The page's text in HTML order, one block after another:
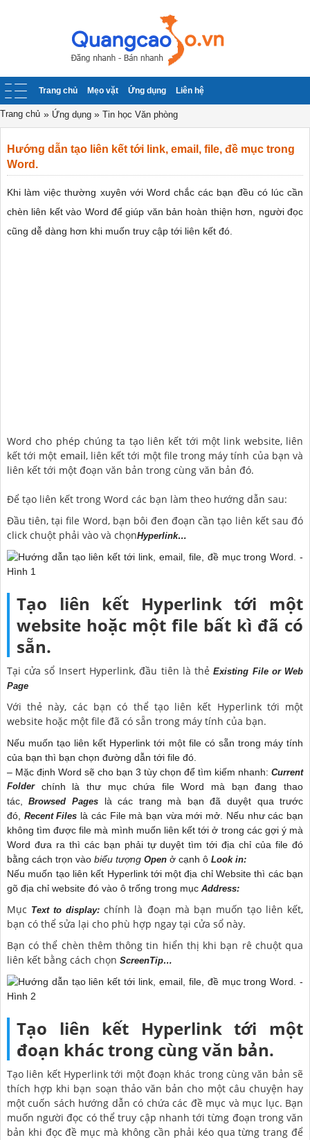
Trang chủ Mẹo vặt Ứng dụng Liên hệ
Trang chủ » Ứng dụng » Tin học Văn phòng
Hướng dẫn tạo liên kết tới link, email, file, đề mục trong
Word.
Khi làm việc thường xuyên với Word chắc các bạn đều có lúc cần
chèn liên kết vào Word để giúp văn bản hoàn thiện hơn, người đọc
cũng dễ dàng hơn khi muốn truy cập tới liên kết đó.
Word cho phép chúng ta tạo liên kết tới một link website, liên
kết tới một email, liên kết tới một file trong máy tính của bạn và
liên kết tới một đoạn văn bản trong cùng văn bản đó.
Để tạo liên kết trong Word các bạn làm theo hướng dẫn sau:
Đầu tiên, tại file Word, bạn bôi đen đoạn cần tạo liên kết sau đó
click chuột phải vào và chọnHyperlink…
Tạo liên kết Hyperlink tới một
website hoặc một file bất kì đã có
sẵn.
Tại cửa sổ Insert Hyperlink, đầu tiên là thẻExisting File or Web
Page
Với thẻ này, các bạn có thể tạo liên kết Hyperlink tới một
website hoặc một file đã có sẵn trong máy tính của bạn.
Nếu muốn tạo liên kết Hyperlink tới một file có sẵn trong máy tính
của bạn thì bạn chọn đường dẫn tới file đó.
– Mặc định Word sẽ cho bạn 3 tùy chọn để tìm kiếm nhanh:Current
Folderchính là thư mục chứa file Word mà bạn đang thao
tác,Browsed Pages là các trang mà bạn đã duyệt qua trước
đó, Recent Files là các File mà bạn vừa mới mở. Nếu như các bạn
không tìm được file mà mình muốn liên kết tới ở trong các gợi ý mà
Word đưa ra thì các bạn phải tự duyệt tìm tới địa chỉ của file đó
bằng cách trọn vào biểu tượng Openở cạnh ô Look in:
Nếu muốn tạo liên kết Hyperlink tới một địa chỉ Website thì các bạn
gõ địa chỉ website đó vào ô trống trong mục Address:
Mục Text to display: chính là đoạn mà bạn muốn tạo liên kết,
bạn có thể sửa lại cho phù hợp ngay tại cửa sổ này.
Bạn có thể chèn thêm thông tin hiển thị khi bạn rê chuột qua
liên kết bằng cách chọn ScreenTip…
Tạo liên kết Hyperlink tới một
đoạn khác trong cùng văn bản.
Tạo liên kết Hyperlink tới một đoạn khác trong cùng văn bản sẽ
thích hợp khi bạn soạn thảo văn bản cho một câu chuyện hay
một cuốn sách hướng dẫn có chứa các đề mục và mục lục. Bạn
muốn người đọc có thể truy cập nhanh tới từng đoạn trong văn
bản khi đọc đề mục mà không cần phải kéo qua từng trang để